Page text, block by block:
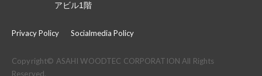
アビル1階
Privacy Policy Socialmedia Policy
Copyright© ASAHI WOODTEC CORPORATION All Rights
Reserved.